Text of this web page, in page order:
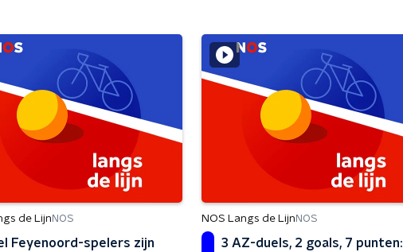
de Lijn NOS
Feyenoord-spelers zijn
NOS Langs de Lijn NOS
3 AZ-duels, 2 goals, 7 punten: